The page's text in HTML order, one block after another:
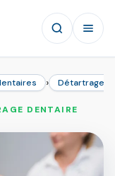
› Détartrage
DENTAIRE